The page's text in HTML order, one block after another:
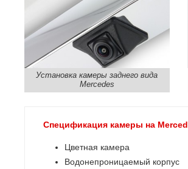
Установка камеры заднего вида
Mercedes
Спецификация камеры на
Цветная камера
Водонепроницаемый корпус